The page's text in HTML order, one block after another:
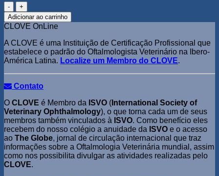
Pagamento
de
Anuidade
2021
quantidade
Adicionar ao carrinho
CLOVE OnLine
A CLOVE é uma Instituição de Certificação Profissional que
estabelece o padrão do Oftalmologista Veterinário na Ibero-
América Latina. Localize um Membro do CLOVE.
Contato
O CLOVE é Membro da ISVO ( International Society of
Veterinary Ophthalmology), o que torna cada um de seus
membros também vinculados à ISVO. Como benefício eles
recebem do nosso colégio a anuidade da ISVO e o acesso
ao The Globe, jornal de circulação internacional que traz
informações sobre a Oftalmologia Veterinária mundial, assim
como nos possibilita divulgar as atividades realizadas pelo
CLOVE.